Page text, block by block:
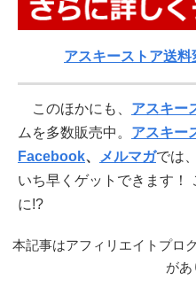
アスキーストア送
このほかにも、 アスキー
ムを多数販売中。 アスキー
Facebook、 メルマガでは
いち早くゲットできます！
に!?
本記事はアフィリエイトプロ
があ